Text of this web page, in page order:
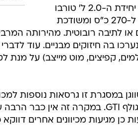
את החזית תאכלס כאמור יחידת ה-2.0 ל' טורבו
המשותפת המפיקה קרוב ל-270 כ"ס ומשודכת
בה חיזוקים מבניים. עוד
קפיצים, מוט מייצב) על מנת
כן מגיעות מכיוונים אחרים